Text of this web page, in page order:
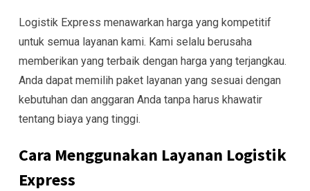
Logistik Express menawarkan harga yang kompetitif
untuk semua layanan kami. Kami selalu berusaha
memberikan yang terbaik dengan harga yang terjangkau.
Anda dapat memilih paket layanan yang sesuai dengan
kebutuhan dan anggaran Anda tanpa harus khawatir
tentang biaya yang tinggi.
Cara Menggunakan Layanan Logistik
Express